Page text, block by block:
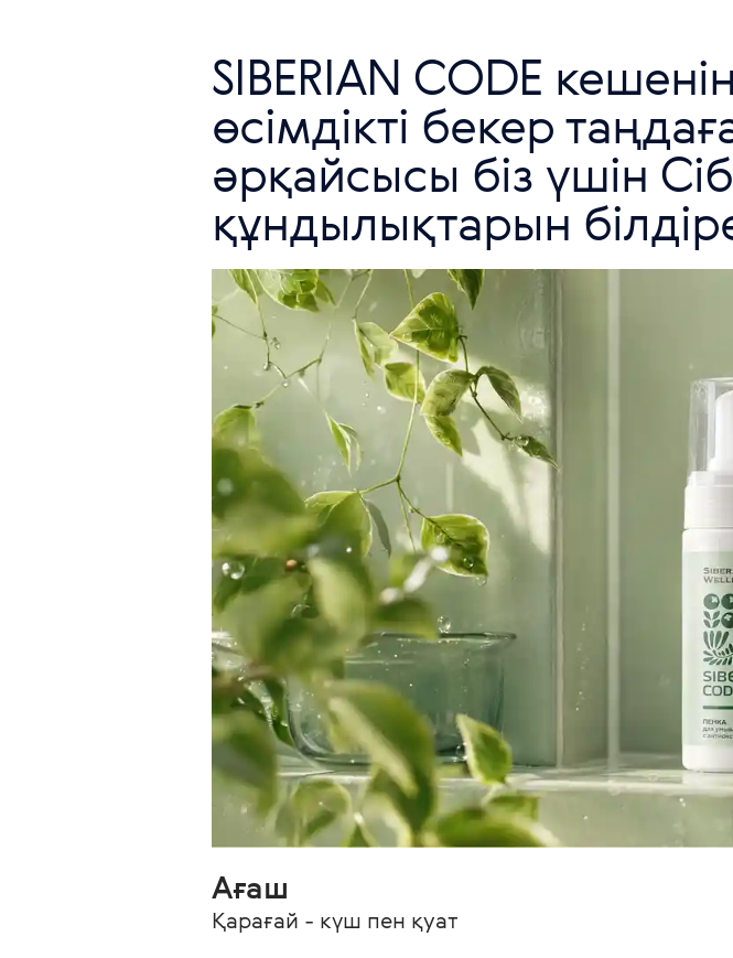
SIBERIAN CODE
өсімдікті бекер
әрқайсысы біз үшін
құндылықтарын
Ағаш
Қарағай - күш пен қуат